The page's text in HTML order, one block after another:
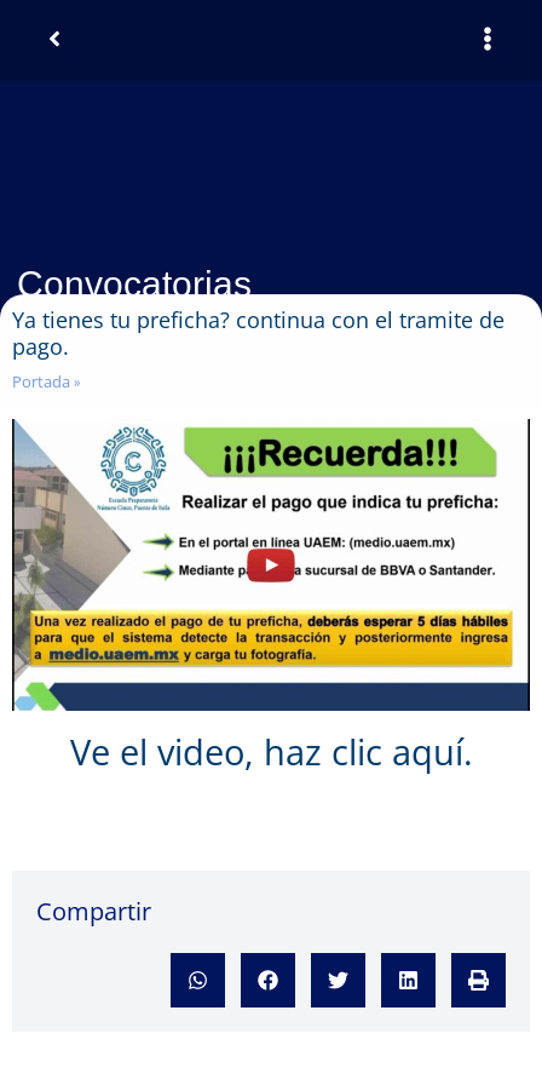
Convocatorias
Ya tienes tu preficha? continua con el tramite de
pago.
Portada »
Ve el video, haz clic aquí.
Compartir